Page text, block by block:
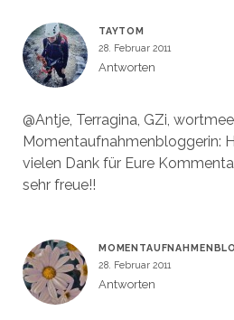
TAYTOM
28. Februar 2011
Antworten
@Antje, Terragina, GZi,
Momentaufnahmenbloggerin:
vielen Dank für Eure
sehr freue!!
28. Februar 2011
Antworten